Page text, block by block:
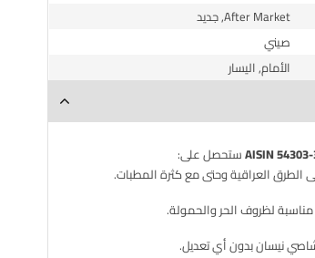
After Market, جديد
صيني
الأمام, اليسار
AISINستحصل على:
الطرق العراقية وحتى مع كثرة المطبات.
لظروف الحر والحمولة.
نيسان بدون أي تعديل.